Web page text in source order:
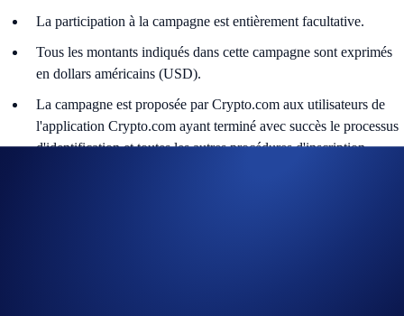
La participation à la campagne est entièrement facultative.
Tous les montants indiqués dans cette campagne sont exprimés
en dollars américains (USD).
La campagne est proposée par Crypto.com aux utilisateurs de
l'application Crypto.com ayant terminé avec succès le processus
d'identification et toutes les autres procédures d'inscription